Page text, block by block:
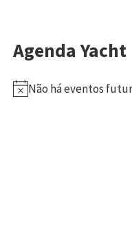
Agenda Yacht
Não há eventos